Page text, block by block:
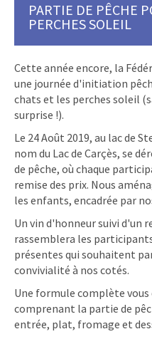
PARTIE DE PÊCHE
PERCHES SOLEIL
Cette année encore, la
une journée d'initiation
chats et les perches soleil
surprise !).
Le 24 Août 2019, au lac de
nom du Lac de Carçès, se
de pêche, où chaque
remise des prix. Nous
les enfants, encadrée par
Un vin d'honneur suivi d'un
rassemblera les
présentes qui souhaitent
convivialité à nos cotés.
Une formule complète vous
comprenant la partie de
entrée, plat, fromage et